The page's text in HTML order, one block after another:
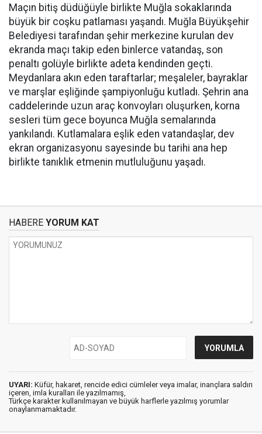
Maçın bitiş düdüğüyle birlikte Muğla sokaklarında
büyük bir coşku patlaması yaşandı. Muğla Büyükşehir
Belediyesi tarafından şehir merkezine kurulan dev
ekranda maçı takip eden binlerce vatandaş, son
penaltı golüyle birlikte adeta kendinden geçti.
Meydanlara akın eden taraftarlar; meşaleler, bayraklar
ve marşlar eşliğinde şampiyonluğu kutladı. Şehrin ana
caddelerinde uzun araç konvoyları oluşurken, korna
sesleri tüm gece boyunca Muğla semalarında
yankılandı. Kutlamalara eşlik eden vatandaşlar, dev
ekran organizasyonu sayesinde bu tarihi ana hep
birlikte tanıklık etmenin mutluluğunu yaşadı.
HABERE YORUM KAT
UYARI: Küfür, hakaret, rencide edici cümleler veya imalar, inançlara saldırı
içeren, imla kuralları ile yazılmamış,
Türkçe karakter kullanılmayan ve büyük harflerle yazılmış yorumlar
onaylanmamaktadır.